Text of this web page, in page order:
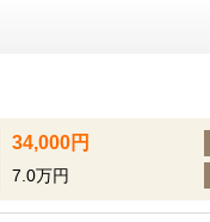
34,000円
7.0万円